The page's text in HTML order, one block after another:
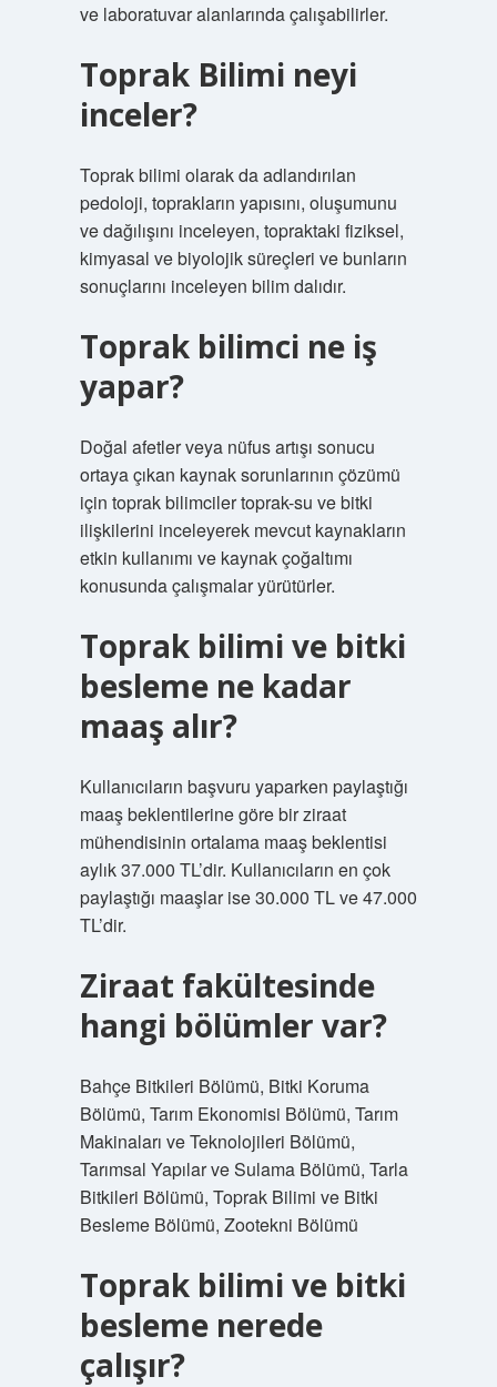
ve laboratuvar alanlarında çalışabilirler.
Toprak Bilimi neyi
inceler?
Toprak bilimi olarak da adlandırılan
pedoloji, toprakların yapısını, oluşumunu
ve dağılışını inceleyen, topraktaki fiziksel,
kimyasal ve biyolojik süreçleri ve bunların
sonuçlarını inceleyen bilim dalıdır.
Toprak bilimci ne iş
yapar?
Doğal afetler veya nüfus artışı sonucu
ortaya çıkan kaynak sorunlarının çözümü
için toprak bilimciler toprak-su ve bitki
ilişkilerini inceleyerek mevcut kaynakların
etkin kullanımı ve kaynak çoğaltımı
konusunda çalışmalar yürütürler.
Toprak bilimi ve bitki
besleme ne kadar
maaş alır?
Kullanıcıların başvuru yaparken paylaştığı
maaş beklentilerine göre bir ziraat
mühendisinin ortalama maaş beklentisi
aylık 37.000 TL’dir. Kullanıcıların en çok
paylaştığı maaşlar ise 30.000 TL ve 47.000
TL’dir.
Ziraat fakültesinde
hangi bölümler var?
Bahçe Bitkileri Bölümü, Bitki Koruma
Bölümü, Tarım Ekonomisi Bölümü, Tarım
Makinaları ve Teknolojileri Bölümü,
Tarımsal Yapılar ve Sulama Bölümü, Tarla
Bitkileri Bölümü, Toprak Bilimi ve Bitki
Besleme Bölümü, Zootekni Bölümü
Toprak bilimi ve bitki
besleme nerede
çalışır?